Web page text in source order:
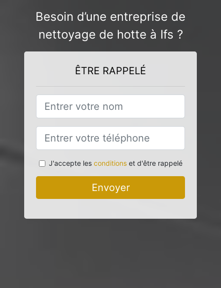
Besoin d’une entreprise de
nettoyage de hotte à Ifs ?
ÊTRE RAPPELÉ
J'accepte les conditionset d'être rappelé
Envoyer